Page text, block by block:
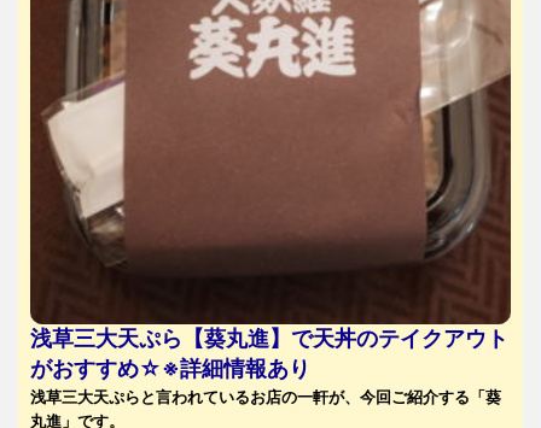
浅草三大天ぷら【葵丸進】で天丼のテイクアウト
がおすすめ☆※詳細情報あり
浅草三大天ぷらと言われているお店の一軒が、今回ご紹介する「葵
丸進」です。